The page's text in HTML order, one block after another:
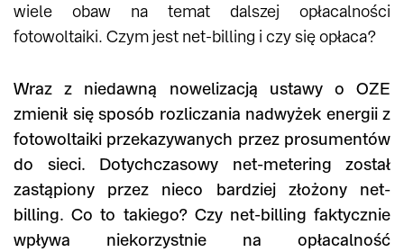
wiele obaw na temat dalszej opłacalności
fotowoltaiki. Czym jest net-billing i czy się opłaca?
Wraz z niedawną nowelizacją ustawy o OZE
zmienił się sposób rozliczania nadwyżek energii z
fotowoltaiki przekazywanych przez prosumentów
do sieci. Dotychczasowy net-metering został
zastąpiony przez nieco bardziej złożony net-
billing. Co to takiego? Czy net-billing faktycznie
wpływa niekorzystnie na opłacalność